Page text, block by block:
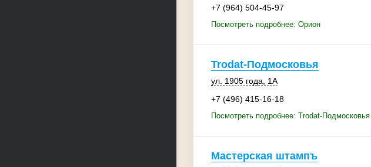
+7 (964) 504-45-97
Посмотреть подробнее: Орион
Trodat-Подмосковья
ул. 1905 года, 1А
+7 (496) 415-16-18
Посмотреть подробнее: Trodat-Подмосковья
Мастерская штампъ